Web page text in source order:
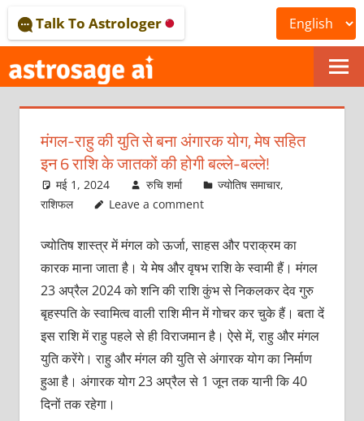
to
content
ONLINE
ASTROLOGICAL
JOURNAL
–
ASTROSAGE
MAGAZINE
Talk To Astrologer
मंगल-राहु की युति से बना अंगारक योग, मेष सहित
इन 6 राशि के जातकों की होगी बल्ले-बल्ले!
मई 1, 2024 रुचि शर्मा ज्योतिष समाचार,
राशिफल
Leave a comment
ज्योतिष शास्त्र में मंगल को ऊर्जा, साहस और पराक्रम का
कारक माना जाता है। ये मेष और वृषभ राशि के स्वामी हैं। मंगल
23 अप्रैल 2024 को शनि की राशि कुंभ से निकलकर देव गुरु
बृहस्पति के स्वामित्व वाली राशि मीन में गोचर कर चुके हैं। बता दें
इस राशि में राहु पहले से ही विराजमान है। ऐसे में, राहु और मंगल
युति करेंगे। राहु और मंगल की युति से अंगारक योग का निर्माण
हुआ है। अंगारक योग 23 अप्रैल से 1 जून तक यानी कि 40
दिनों तक रहेगा।